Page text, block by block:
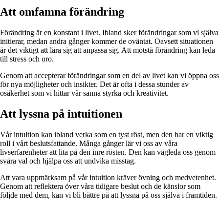
Att omfamna förändring
Förändring är en konstant i livet. Ibland sker förändringar som vi själva
initierar, medan andra gånger kommer de oväntat. Oavsett situationen
är det viktigt att lära sig att anpassa sig. Att motstå förändring kan leda
till stress och oro.
Genom att accepterar förändringar som en del av livet kan vi öppna oss
för nya möjligheter och insikter. Det är ofta i dessa stunder av
osäkerhet som vi hittar vår sanna styrka och kreativitet.
Att lyssna på intuitionen
Vår intuition kan ibland verka som en tyst röst, men den har en viktig
roll i vårt beslutsfattande. Många gånger lär vi oss av våra
livserfarenheter att lita på den inre rösten. Den kan vägleda oss genom
svåra val och hjälpa oss att undvika misstag.
Att vara uppmärksam på vår intuition kräver övning och medvetenhet.
Genom att reflektera över våra tidigare beslut och de känslor som
följde med dem, kan vi bli bättre på att lyssna på oss själva i framtiden.